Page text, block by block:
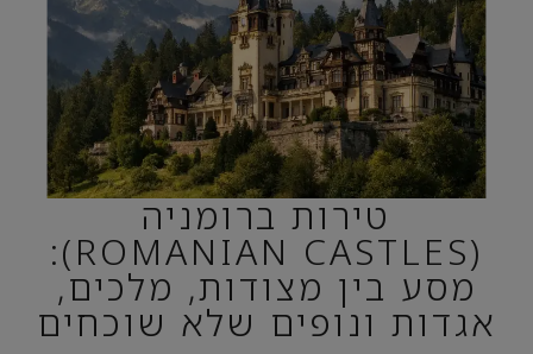
טירות ברומניה
(ROMANIAN CASTLES):
מסע בין מצודות, מלכים,
אגדות ונופים שלא שוכחים